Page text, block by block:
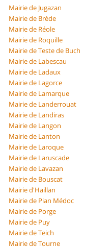
Mairie de Jugazan
Mairie de Brède
Mairie de Réole
Mairie de Roquille
Mairie de Teste de Buch
Mairie de Labescau
Mairie de Ladaux
Mairie de Lagorce
Mairie de Lamarque
Mairie de Landerrouat
Mairie de Landiras
Mairie de Langon
Mairie de Lanton
Mairie de Laroque
Mairie de Laruscade
Mairie de Lavazan
Mairie de Bouscat
Mairie d'Haillan
Mairie de Pian Médoc
Mairie de Porge
Mairie de Puy
Mairie de Teich
Mairie de Tourne